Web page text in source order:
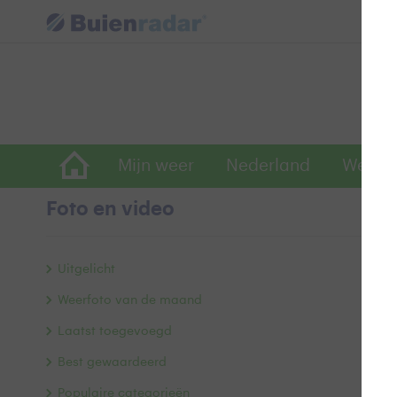
Mijn weer Nederland
Foto en video
Uitgelicht
Weerfoto van de maand
Laatst toegevoegd
Best gewaardeerd
Populaire categorieën